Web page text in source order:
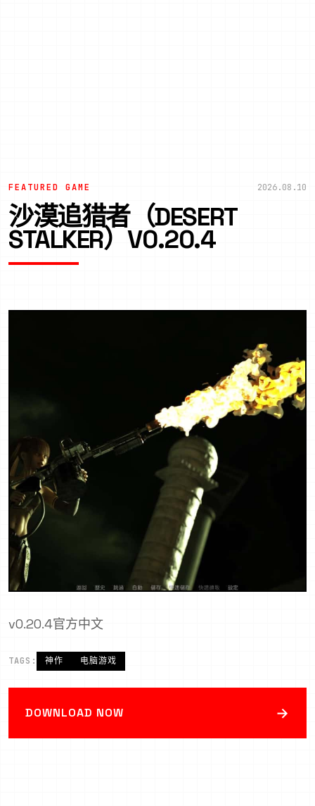
FEATURED GAME 2026.08.10
沙漠追猎者（DESERT
STALKER）V0.20.4
v0.20.4官方中文
TAGS: 神作 电脑游戏
DOWNLOAD NOW →